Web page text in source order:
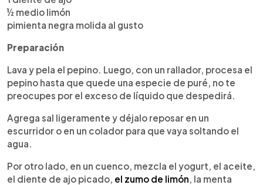
½ medio limón
pimienta negra molida al gusto
Preparación
Lava y pela el pepino. Luego, con un rallador, procesa el
pepino hasta que quede una especie de puré, no te
preocupes por el exceso de líquido que despedirá.
Agrega sal ligeramente y déjalo reposar en un
escurridor o en un colador para que vaya soltando el
agua.
Por otro lado, en un cuenco, mezcla el yogurt, el aceite,
el diente de ajo picado, el zumo de limón , la menta